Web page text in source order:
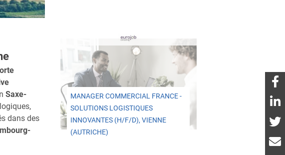
Saxe-
dans des
MANAGER COMMERCIAL FRANCE -
SOLUTIONS LOGISTIQUES
INNOVANTES (H/F/D), VIENNE
(AUTRICHE)